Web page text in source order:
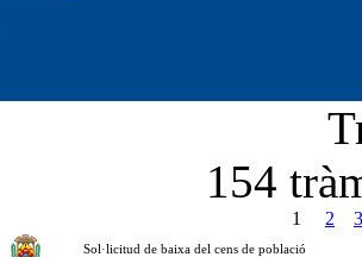
154
1 2 3
Sol·licitud de baixa del cens de població